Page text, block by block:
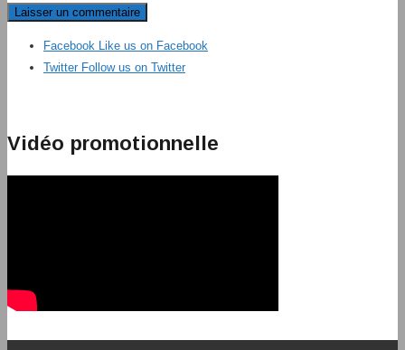
Facebook
Like us on Facebook
Twitter Follow us on Twitter
Vidéo promotionnelle